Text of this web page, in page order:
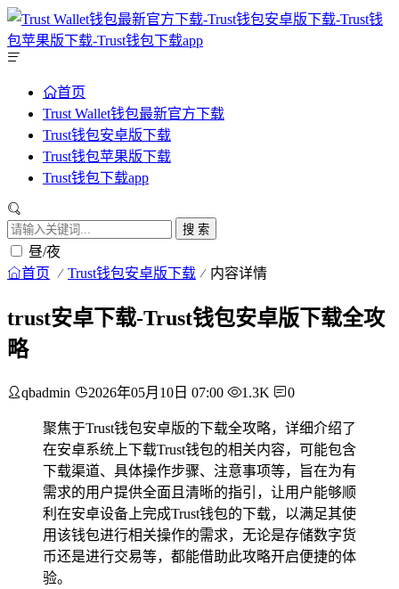
首页
Trust Wallet钱包最新官方下载
Trust钱包安卓版下载
Trust钱包苹果版下载
Trust钱包下载app
搜 索
昼/夜
首页 Trust钱包安卓版下载 内容详情
trust安卓下载-Trust钱包安卓版下载全攻
略
qbadmin 2026年05月10日 07:00 1.3K 0
聚焦于Trust钱包安卓版的下载全攻略，详细介绍了
在安卓系统上下载Trust钱包的相关内容，可能包含
下载渠道、具体操作步骤、注意事项等，旨在为有
需求的用户提供全面且清晰的指引，让用户能够顺
利在安卓设备上完成Trust钱包的下载，以满足其使
用该钱包进行相关操作的需求，无论是存储数字货
币还是进行交易等，都能借助此攻略开启便捷的体
验。